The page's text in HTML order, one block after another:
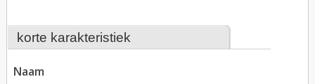
korte karakteristiek
naam